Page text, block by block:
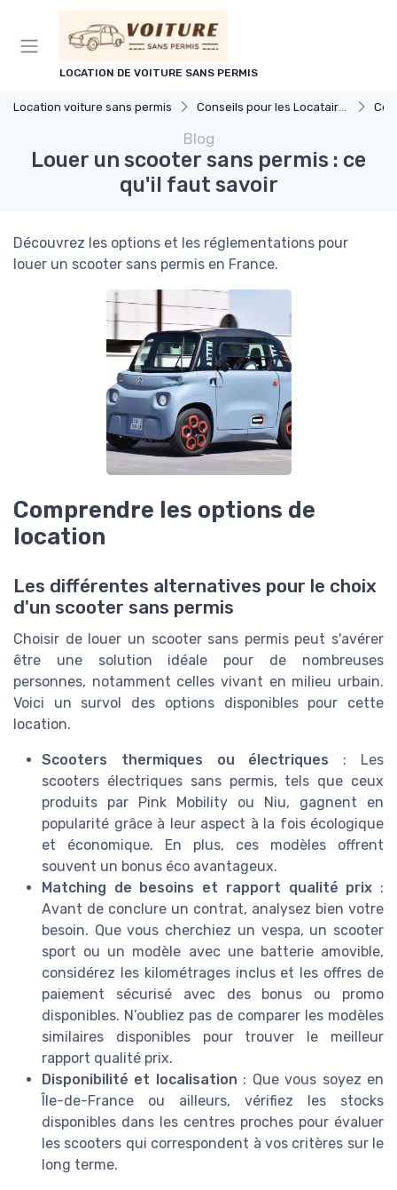
LOCATION DE VOITURE SANS PERMIS
Location voiture sans permis Conseils pour les Locataires
Blog
Louer un scooter sans permis : ce
qu'il faut savoir
Découvrez les options et les réglementations pour
louer un scooter sans permis en France.
Comprendre les options de
location
Les différentes alternatives pour le choix
d'un scooter sans permis
Choisir de louer un scooter sans permis peut s'avérer
être une solution idéale pour de nombreuses
personnes, notamment celles vivant en milieu urbain.
Voici un survol des options disponibles pour cette
location.
Scooters thermiques ou électriques : Les
scooters électriques sans permis, tels que ceux
produits par Pink Mobility ou Niu, gagnent en
popularité grâce à leur aspect à la fois écologique
et économique. En plus, ces modèles offrent
souvent un bonus éco avantageux.
Matching de besoins et rapport qualité prix :
Avant de conclure un contrat, analysez bien votre
besoin. Que vous cherchiez un vespa, un scooter
sport ou un modèle avec une batterie amovible,
considérez les kilométrages inclus et les offres de
paiement sécurisé avec des bonus ou promo
disponibles. N’oubliez pas de comparer les modèles
similaires disponibles pour trouver le meilleur
rapport qualité prix.
Disponibilité et localisation : Que vous soyez en
Île-de-France ou ailleurs, vérifiez les stocks
disponibles dans les centres proches pour évaluer
les scooters qui correspondent à vos critères sur le
long terme.